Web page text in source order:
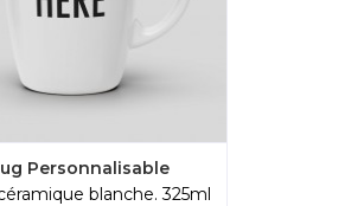
Personnalisable
blanche. 325ml